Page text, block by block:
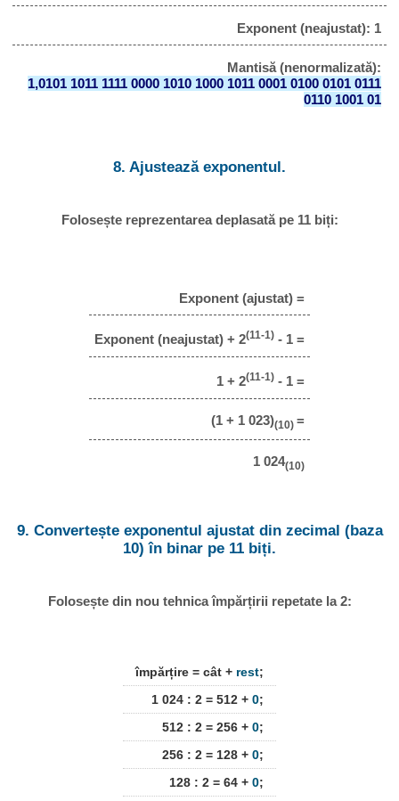
Exponent (neajustat): 1
Mantisă (nenormalizată):
1,0101 1011 1111 0000 1010 1000 1011 0001 0100 0101 0111
0110 1001 01
8. Ajustează exponentul.
Folosește reprezentarea deplasată pe 11 biți:
Exponent (ajustat) =
Exponent (neajustat) + 2(11-1) - 1 =
1 + 2(11-1) - 1 =
(1 + 1 023)(10) =
1 024(10)
9. Convertește exponentul ajustat din zecimal (baza
10) în binar pe 11 biți.
Folosește din nou tehnica împărțirii repetate la 2:
împărțire = cât + rest;
1 024 : 2 = 512 + 0;
512 : 2 = 256 + 0;
256 : 2 = 128 + 0;
128 : 2 = 64 + 0;